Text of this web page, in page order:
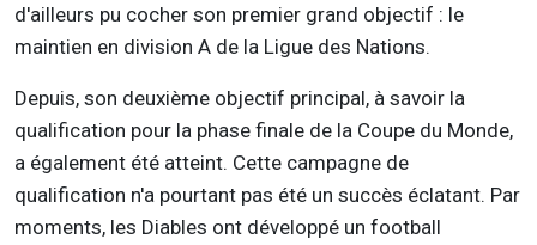
d'ailleurs pu cocher son premier grand objectif : le
maintien en division A de la Ligue des Nations.
Depuis, son deuxième objectif principal, à savoir la
qualification pour la phase finale de la Coupe du Monde,
a également été atteint. Cette campagne de
qualification n'a pourtant pas été un succès éclatant. Par
moments, les Diables ont développé un football